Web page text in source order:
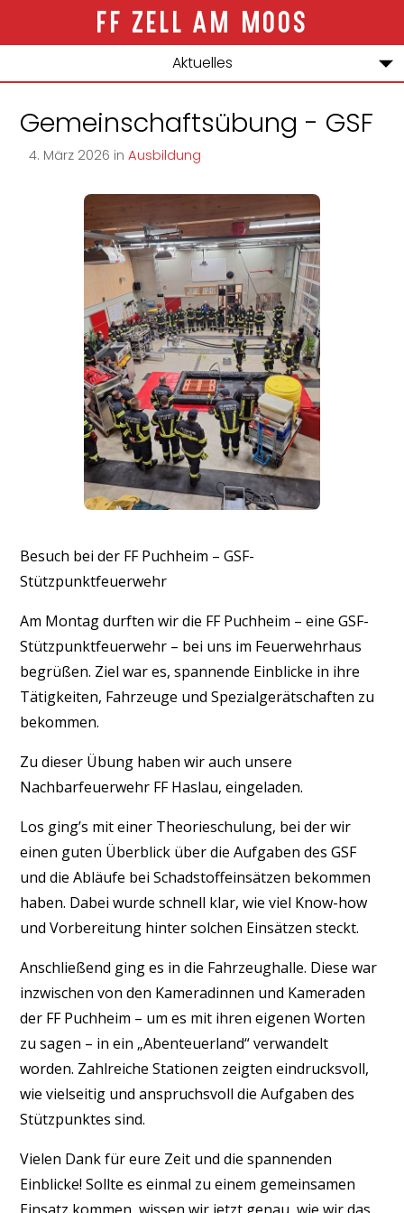
ZELL AM MOOS
Aktuelles
Jugend
Einsätze
Kontakt
Gemeinschaftsübung - GSF
4. März 2026 inAusbildung
Besuch bei der FF Puchheim – GSF-
Stützpunktfeuerwehr
Am Montag durften wir die FF Puchheim – eine GSF-
Stützpunktfeuerwehr – bei uns im Feuerwehrhaus
begrüßen. Ziel war es, spannende Einblicke in ihre
Tätigkeiten, Fahrzeuge und Spezialgerätschaften zu
bekommen.
Zu dieser Übung haben wir auch unsere
Nachbarfeuerwehr FF Haslau, eingeladen.
Los ging’s mit einer Theorieschulung, bei der wir
einen guten Überblick über die Aufgaben des GSF
und die Abläufe bei Schadstoffeinsätzen bekommen
haben. Dabei wurde schnell klar, wie viel Know-how
und Vorbereitung hinter solchen Einsätzen steckt.
Anschließend ging es in die Fahrzeughalle. Diese war
inzwischen von den Kameradinnen und Kameraden
der FF Puchheim – um es mit ihren eigenen Worten
zu sagen – in ein „Abenteuerland“ verwandelt
worden. Zahlreiche Stationen zeigten eindrucksvoll,
wie vielseitig und anspruchsvoll die Aufgaben des
Stützpunktes sind.
Vielen Dank für eure Zeit und die spannenden
Einblicke! Sollte es einmal zu einem gemeinsamen